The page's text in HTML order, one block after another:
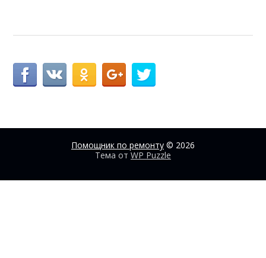
Помощник по ремонту © 2026
Тема от WP Puzzle